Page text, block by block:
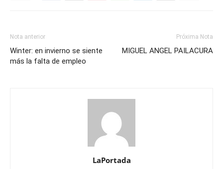
Nota anterior
Winter: en invierno se siente
más la falta de empleo
Próxima Nota
MIGUEL ANGEL PAILACURA
LaPortada